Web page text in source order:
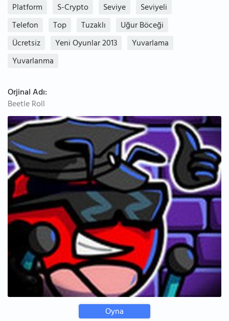
Platform
S-Crypto Seviye
Seviyeli
Telefon
Top Tuzaklı
Uğur Böceği
Ücretsiz
Yeni Oyunlar 2013
Yuvarlama
Yuvarlanma
Orjinal Adı:
Beetle Roll
Oyna